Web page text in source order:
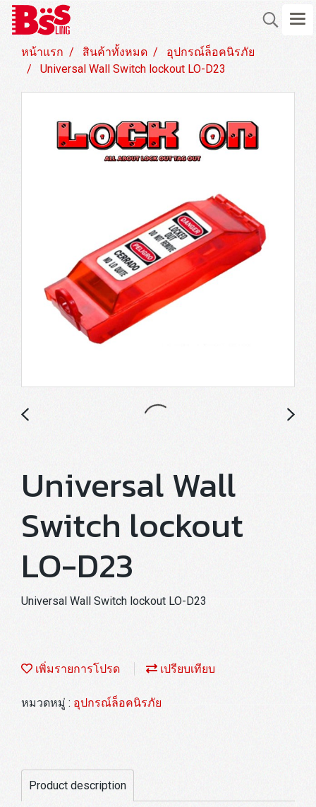
หน้าแรก สินค้าทั้งหมด
อุปกรณ์ล็อคนิรภัย
Universal Wall Switch lockout LO-D23
Universal Wall
Switch lockout
LO-D23
Universal Wall Switch lockout LO-D23
เพิ่มรายการโปรด เปรียบเทียบ
หมวดหมู่ : อุปกรณ์ล็อคนิรภัย
Product description